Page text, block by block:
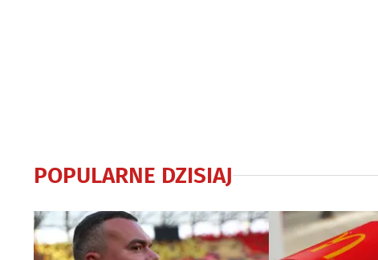
POPULARNE DZISIAJ